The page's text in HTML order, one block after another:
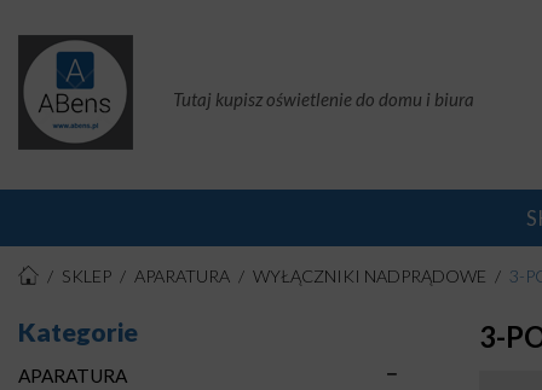
Tutaj kupisz oświetlenie do domu i biura
SKLEP APARATURA WYŁĄCZNIKI NADPRĄDOWE 3-
Kategorie
APARATURA
3-